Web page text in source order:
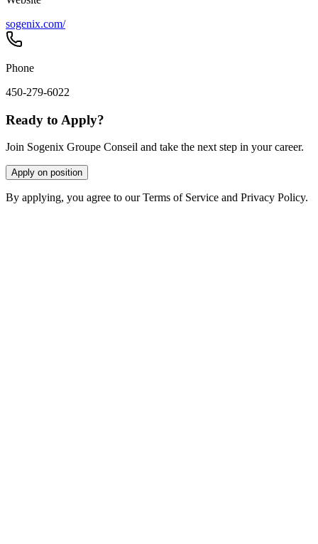
sogenix.com/
Phone
450-279-6022
Ready to Apply?
Join Sogenix Groupe Conseil and take the next step in your career.
Apply on position
By applying, you agree to our Terms of Service and Privacy Policy.